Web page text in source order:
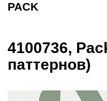
PACK
4100736,
паттернов)